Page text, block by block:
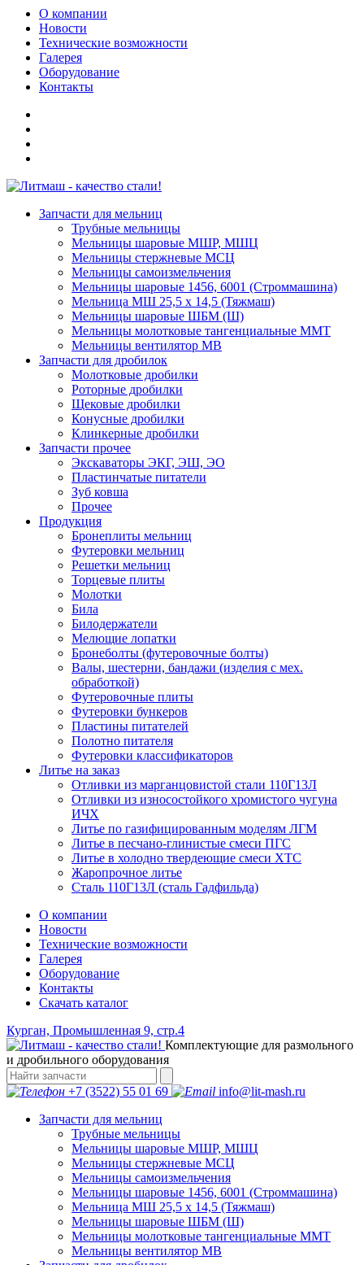
О компании
Новости
Технические возможности
Галерея
Оборудование
Контакты
Запчасти для мельниц
Трубные мельницы
Мельницы шаровые МШР, МШЦ
Мельницы стержневые МСЦ
Мельницы самоизмельчения
Мельницы шаровые 1456, 6001 (Строммашина)
Мельница МШ 25,5 х 14,5 (Тяжмаш)
Мельницы шаровые ШБМ (Ш)
Мельницы молотковые тангенциальные ММТ
Мельницы вентилятор МВ
Запчасти для дробилок
Молотковые дробилки
Роторные дробилки
Щековые дробилки
Конусные дробилки
Клинкерные дробилки
Запчасти прочее
Экскаваторы ЭКГ, ЭШ, ЭО
Пластинчатые питатели
Зуб ковша
Прочее
Продукция
Бронеплиты мельниц
Футеровки мельниц
Решетки мельниц
Торцевые плиты
Молотки
Била
Билодержатели
Мелющие лопатки
Бронеболты (футеровочные болты)
Валы, шестерни, бандажи (изделия с мех.
обработкой)
Футеровочные плиты
Футеровки бункеров
Пластины питателей
Полотно питателя
Футеровки классификаторов
Литье на заказ
Отливки из марганцовистой стали 110Г13Л
Отливки из износостойкого хромистого чугуна
ИЧХ
Литье по газифицированным моделям ЛГМ
Литье в песчано-глинистые смеси ПГС
Литье в холодно твердеющие смеси ХТС
Жаропрочное литье
Сталь 110Г13Л (сталь Гадфильда)
О компании
Новости
Технические возможности
Галерея
Оборудование
Контакты
Скачать каталог
Курган, Промышленная 9, стр.4
Комплектующие для размольного
и дробильного оборудования
+7 (3522) 55 01 69
info@lit-mash.ru
Запчасти для мельниц
Трубные мельницы
Мельницы шаровые МШР, МШЦ
Мельницы стержневые МСЦ
Мельницы самоизмельчения
Мельницы шаровые 1456, 6001 (Строммашина)
Мельница МШ 25,5 х 14,5 (Тяжмаш)
Мельницы шаровые ШБМ (Ш)
Мельницы молотковые тангенциальные ММТ
Мельницы вентилятор МВ